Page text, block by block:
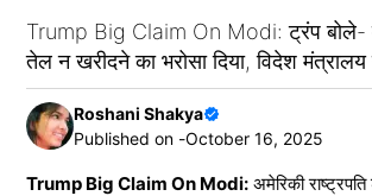
Trump Big Claim On Modi: ट्रंप बोले-
तेल न खरीदने का भरोसा दिया, विदेश मंत्रालय
Roshani Shakya
Published on -October 16, 2025
Trump Big Claim On Modi: अमेरिकी